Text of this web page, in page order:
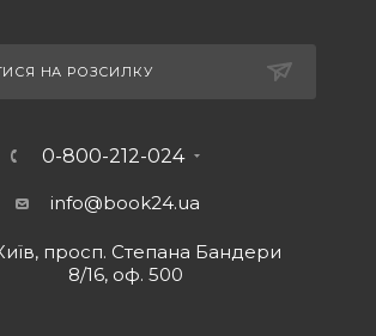
НА РОЗСИЛКУ
0-800-212-024
info@book24.ua
просп. Степана Бандери
8/16, оф. 500